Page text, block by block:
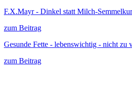
F.X.Mayr - Dinkel statt Milch-
zum Beitrag
Gesunde Fette - lebenswichtig - nicht zu
zum Beitrag